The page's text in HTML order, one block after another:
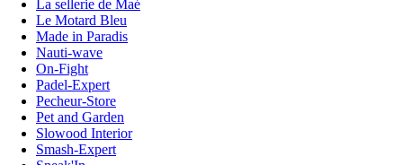
La sellerie de Maé
Le Motard Bleu
Made in Paradis
Nauti-wave
On-Fight
Padel-Expert
Pecheur-Store
Pet and Garden
Slowood Interior
Smash-Expert